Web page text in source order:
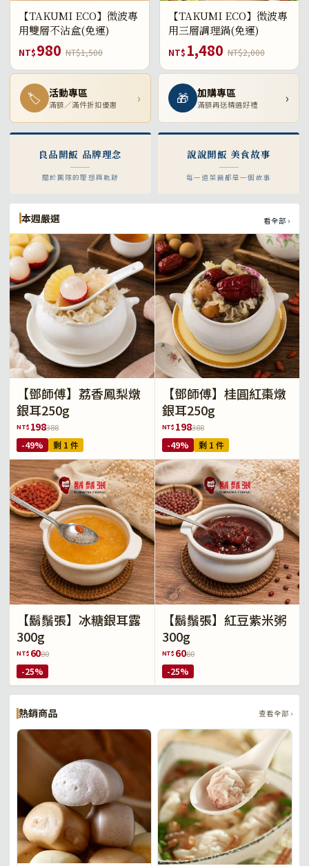
【TAKUMI ECO】微波專
用雙層不沾盒(免運)
NT$980 NT$1,500
【TAKUMI ECO】微波專
用三層調理鍋(免運)
NT$ 1,480 NT$2,000
🏷 活動專區
滿額／滿件折扣優惠 › 🎁 加購專區
滿額再送精選好禮 ›
良品開飯 品牌理念
關於團隊的理想與軌跡
說說開飯 美食故事
每一道菜餚都是一個故事
本週嚴選 看全部 ›
【鄧師傅】荔香鳳梨燉
銀耳250g
NT$ 198388
-49% 剩 1 件
【鄧師傅】桂圓紅棗燉
銀耳250g
NT$ 198388
-49% 剩 1 件
【鬍鬚張】冰糖銀耳露
300g
NT$ 6080
-25%
【鬍鬚張】紅豆紫米粥
300g
NT$ 6080
-25%
熱銷商品 查看全部 ›